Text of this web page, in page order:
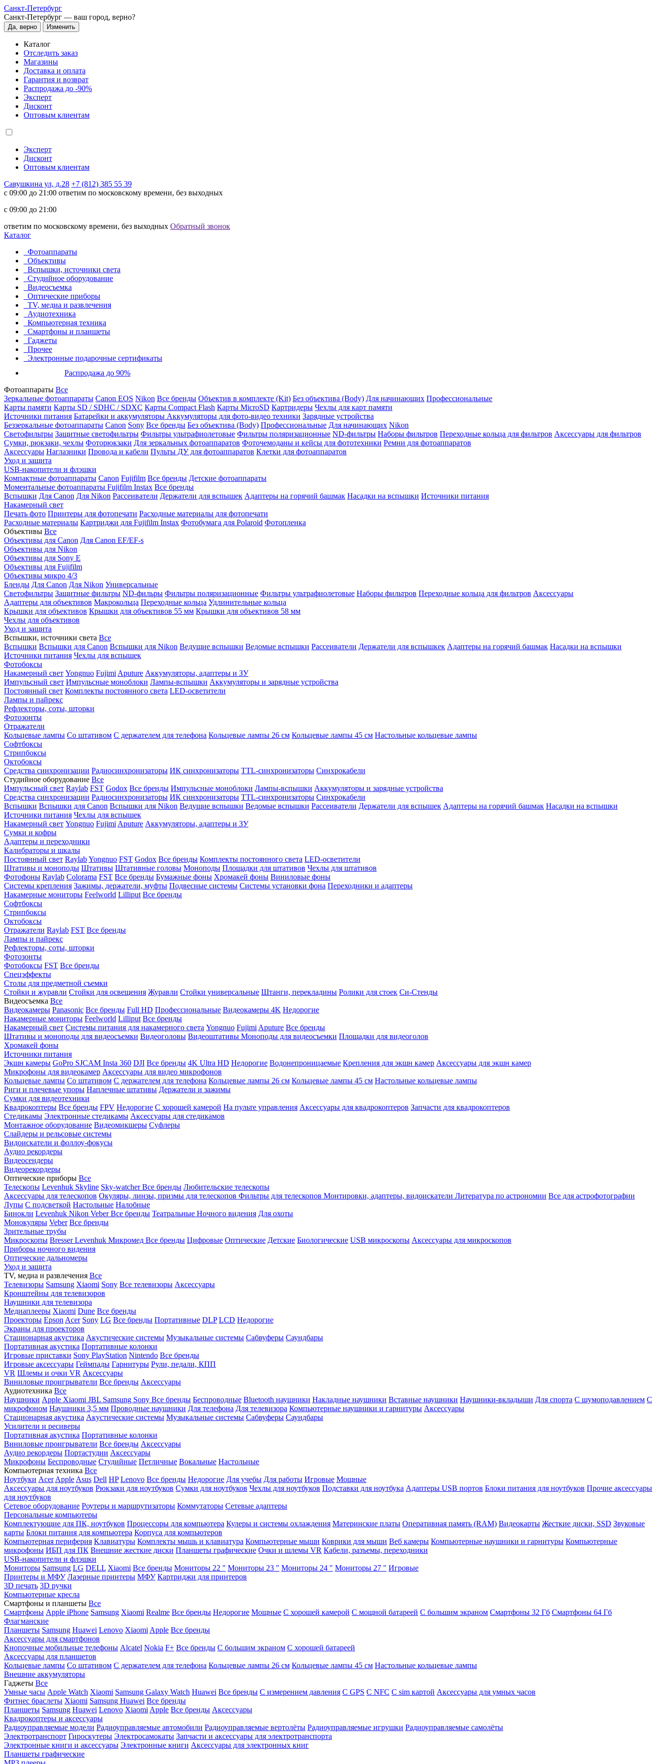
Санкт-Петербург
Санкт-Петербург — ваш город, верно?
Да, верно Изменить
Каталог
Отследить заказ
Магазины
Доставка и оплата
Гарантия и возврат
Распродажа до -90%
Эксперт
Дисконт
Оптовым клиентам
Эксперт
Дисконт
Оптовым клиентам
Савушкина ул, д.28 +7 (812) 385 55 39
c 09:00 до 21:00 ответим по московскому времени, без выходных
c 09:00 до 21:00
ответим по московскому времени, без выходных Обратный звонок
Каталог
Фотоаппараты
Объективы
Вспышки, источники света
Студийное оборудование
Видеосъемка
Оптические приборы
TV, медиа и развлечения
Аудиотехника
Компьютерная техника
Смартфоны и планшеты
Гаджеты
Прочее
Электронные подарочные сертификаты
Распродажа до 90%
Фотоаппараты Все
Зеркальные фотоаппараты Canon EOS Nikon Все бренды Объектив в комплекте (Kit) Без объектива (Body) Для начинающих Профессиональные
Карты памяти Карты SD / SDHC / SDXC Карты Compact Flash Карты MicroSD Картридеры Чехлы для карт памяти
Источники питания Батарейки и аккумуляторы Аккумуляторы для фото-видео техники Зарядные устройства
Беззеркальные фотоаппараты Canon Sony Все бренды Без объектива (Body) Профессиональные Для начинающих Nikon
Светофильтры Защитные светофильтры Фильтры ультрафиолетовые Фильтры поляризационные ND-фильтры Наборы фильтров Переходные кольца для фильтров Аксессуары для фильтров
Сумки, рюкзаки, чехлы Фоторюкзаки Для зеркальных фотоаппаратов Фоточемоданы и кейсы для фототехники Ремни для фотоаппаратов
Аксессуары Наглазники Провода и кабели Пульты ДУ для фотоаппаратов Клетки для фотоаппаратов
Уход и защита
USB-накопители и флэшки
Компактные фотоаппараты Canon Fujifilm Все бренды Детские фотоаппараты
Моментальные фотоаппараты Fujifilm Instax Все бренды
Вспышки Для Canon Для Nikon Рассеиватели Держатели для вспышек Адаптеры на горячий башмак Насадки на вспышки Источники питания
Накамерный свет
Печать фото Принтеры для фотопечати Расходные материалы для фотопечати
Расходные материалы Картриджи для Fujifilm Instax Фотобумага для Polaroid Фотопленка
Объективы Все
Объективы для Canon Для Canon EF/EF-s
Объективы для Nikon
Объективы для Sony E
Объективы для Fujifilm
Объективы микро 4/3
Бленды Для Canon Для Nikon Универсальные
Светофильтры Защитные фильтры ND-фильры Фильтры поляризационные Фильтры ультрафиолетовые Наборы фильтров Переходные кольца для фильтров Аксессуары
Адаптеры для объективов Макрокольца Переходные кольца Удлинительные кольца
Крышки для объективов Крышки для объективов 55 мм Крышки для объективов 58 мм
Чехлы для объективов
Уход и защита
Вспышки, источники света Все
Вспышки Вспышки для Canon Вспышки для Nikon Ведущие вспышки Ведомые вспышки Рассеиватели Держатели для вспышкек Адаптеры на горячий башмак Насадки на вспышки
Источники питания Чехлы для вспышек
Фотобоксы
Накамерный свет Yongnuo Fujimi Aputure Аккумуляторы, адаптеры и ЗУ
Импульсный свет Импульсные моноблоки Лампы-вспышки Аккумуляторы и зарядные устройства
Постоянный свет Комплекты постоянного света LED-осветители
Лампы и пайрекс
Рефлекторы, соты, шторки
Фотозонты
Отражатели
Кольцевые лампы Со штативом С держателем для телефона Кольцевые лампы 26 см Кольцевые лампы 45 см Настольные кольцевые лампы
Софтбоксы
Стрипбоксы
Октобоксы
Средства синхронизации Радиосинхронизаторы ИК синхронизаторы TTL-синхронизаторы Синхрокабели
Студийное оборудование Все
Импульсный свет Raylab FST Godox Все бренды Импульсные моноблоки Лампы-вспышки Аккумуляторы и зарядные устройства
Средства синхронизации Радиосинхронизаторы ИК синхронизаторы TTL-синхронизаторы Синхрокабели
Вспышки Вспышки для Canon Вспышки для Nikon Ведущие вспышки Ведомые вспышки Рассеиватели Держатели для вспышек Адаптеры на горячий башмак Насадки на вспышки
Источники питания Чехлы для вспышек
Накамерный свет Yongnuo Fujimi Aputure Аккумуляторы, адаптеры и ЗУ
Сумки и кофры
Адаптеры и переходники
Калибраторы и шкалы
Постоянный свет RaylabYongnuo FST Godox Все бренды Комплекты постоянного света LED-осветители
Штативы и моноподы Штативы Штативные головы Моноподы Площадки для штативов Чехлы для штативов
Фотофоны Raylab Colorama FST Все бренды Бумажные фоны Хромакей фоны Виниловые фоны
Системы крепления Зажимы, держатели, муфты Подвесные системы Системы установки фона Переходники и адаптеры
Накамерные мониторы Feelworld Lilliput Все бренды
Софтбоксы
Стрипбоксы
Октобоксы
Отражатели Raylab FST Все бренды
Лампы и пайрекс
Рефлекторы, соты, шторки
Фотозонты
Фотобоксы FST Все бренды
Спецэффекты
Столы для предметной съемки
Стойки и журавли Стойки для освещения Журавли Стойки универсальные Штанги, перекладины Ролики для стоек Си-Стенды
Видеосъемка Все
Видеокамеры Panasonic Все бренды Full HD Профессиональные Видеокамеры 4K Недорогие
Накамерные мониторы Feelworld Lilliput Все бренды
Накамерный свет Системы питания для накамерного света Yongnuo Fujimi Aputure Все бренды
Штативы и моноподы для видеосъемки Видеоголовы Видеоштативы Моноподы для видеосъемки Площадки для видеоголов
Хромакей фоны
Источники питания
Экшн камеры GoPro SJCAM Insta 360 DJI Все бренды 4K Ultra HD Недорогие Водонепроницаемые Крепления для экшн камер Аксессуары для экшн камер
Микрофоны для видеокамер Аксессуары для видео микрофонов
Кольцевые лампы Со штативом C держателем для телефона Кольцевые лампы 26 см Кольцевые лампы 45 см Настольные кольцевые лампы
Риги и плечевые упоры Наплечные штативы Держатели и зажимы
Сумки для видеотехники
Квадрокоптеры Все бренды FPV Недорогие С хорошей камерой На пульте управления Аксессуары для квадрокоптеров Запчасти для квадрокоптеров
Стедикамы Электронные стедикамы Аксессуары для стедикамов
Монтажное оборудование Видеомикшеры Суфлеры
Слайдеры и рельсовые системы
Видоискатели и фоллоу-фокусы
Аудио рекордеры
Видеосендеры
Видеорекордеры
Оптические приборы Все
Телескопы Levenhuk Skyline Sky-watcherВсе бренды Любительские телескопы
Аксессуары для телескопов Окуляры, линзы, призмы для телескопов Фильтры для телескопов Монтировки, адаптеры, видоискатели Литература по астрономии Все для астрофотографии
Лупы С подсветкой Настольные Налобные
Бинокли Levenhuk Nikon VeberВсе бренды Театральные Ночного видения Для охоты
Монокуляры Veber Все бренды
Зрительные трубы
Микроскопы BresserLevenhuk Микромед Все бренды Цифровые Оптические Детские Биологические USB микроскопы Аксессуары для микроскопов
Приборы ночного видения
Оптические дальномеры
Уход и защита
TV, медиа и развлечения Все
Телевизоры Samsung Xiaomi Sony Все телевизоры Аксессуары
Кронштейны для телевизоров
Наушники для телевизора
Медиаплееры Xiaomi Dune Все бренды
Проекторы Epson Acer Sony LG Все бренды Портативные DLP LCD Недорогие
Экраны для проекторов
Стационарная акустика Акустические системы Музыкальные системы Сабвуферы Саундбары
Портативная акустика Портативные колонки
Игровые приставки Sony PlayStation Nintendo Все бренды
Игровые аксессуары Геймпады Гарнитуры Рули, педали, КПП
VR Шлемы и очки VR Аксессуары
Виниловые проигрыватели Все бренды Аксессуары
Аудиотехника Все
Наушники Apple Xiaomi JBL Samsung Sony Все бренды Беспроводные Bluetooth наушники Накладные наушники Вставные наушники Наушники-вкладыши Для спорта С шумоподавлением С
микрофоном Наушники 3,5 мм Проводные наушники Для телефона Для телевизора Компьютерные наушники и гарнитуры Аксессуары
Стационарная акустика Акустические системы Музыкальные системы Сабвуферы Саундбары
Усилители и ресиверы
Портативная акустика Портативные колонки
Виниловые проигрыватели Все бренды Аксессуары
Аудио рекордеры Портастудии Аксессуары
Микрофоны Беспроводные Студийные Петличные Вокальные Настольные
Компьютерная техника Все
Ноутбуки Acer Apple Asus Dell HP Lenovo Все бренды Недорогие Для учебы Для работы Игровые Мощные
Аксессуары для ноутбуков Рюкзаки для ноутбуков Сумки для ноутбуков Чехлы для ноутбуков Подставки для ноутбука Адаптеры USB портов Блоки питания для ноутбуков Прочие аксессуары
для ноутбуков
Сетевое оборудование Роутеры и маршрутизаторы Коммутаторы Сетевые адаптеры
Персональные компьютеры
Комплектующие для ПК, ноутбуков Процессоры для компьютера Кулеры и системы охлаждения Материнские платы Оперативная память (RAM) Видеокарты Жесткие диски, SSD Звуковые
карты Блоки питания для компьютера Корпуса для компьютеров
Компьютерная периферия Клавиатуры Комплекты мышь и клавиатура Компьютерные мыши Коврики для мыши Веб камеры Компьютерные наушники и гарнитуры Компьютерные
микрофоны ИБП для ПК Внешние жесткие диски Планшеты графические Очки и шлемы VR Кабели, разъемы, переходники
USB-накопители и флэшки
Мониторы Samsung LG DELL Xiaomi Все бренды Мониторы 22 " Мониторы 23 " Мониторы 24 " Мониторы 27 " Игровые
Принтеры и МФУ Лазерные принтеры МФУ Картриджи для принтеров
3D печать 3D ручки
Компьютерные кресла
Смартфоны и планшеты Все
Смартфоны Apple iPhone Samsung Xiaomi Realme Все бренды Недорогие Мощные С хорошей камерой С мощной батареей С большим экраном Смартфоны 32 Гб Смартфоны 64 Гб
Флагманские
Планшеты Samsung Huawei Lenovo Xiaomi Apple Все бренды
Аксессуары для смартфонов
Кнопочные мобильные телефоны Alcatel Nokia F+ Все бренды С большим экраном С хорошей батареей
Аксессуары для планшетов
Кольцевые лампы Со штативом C держателем для телефона Кольцевые лампы 26 см Кольцевые лампы 45 см Настольные кольцевые лампы
Внешние аккумуляторы
Гаджеты Все
Умные часы Apple Watch Xiaomi Samsung Galaxy Watch Huawei Все бренды C измерением давления C GPS C NFC C sim картой Аксессуары для умных часов
Фитнес браслеты Xiaomi Samsung Huawei Все бренды
Планшеты Samsung Huawei Lenovo Xiaomi Apple Все бренды Аксессуары
Квадрокоптеры и аксессуары
Радиоуправляемые модели Радиоуправляемые автомобили Радиоуправляемые вертолёты Радиоуправляемые игрушки Радиоуправляемые самолёты
Электротранспорт Гироскутеры Электросамокаты Запчасти и аксессуары для электротранспорта
Электронные книги и аксессуары Электронные книги Аксессуары для электронных книг
Планшеты графические